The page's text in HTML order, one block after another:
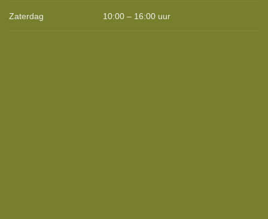
Zaterdag 10:00 – 16:00 uur